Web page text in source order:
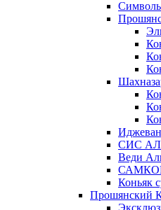
СИС
Веди
Коньяк
Прошянский